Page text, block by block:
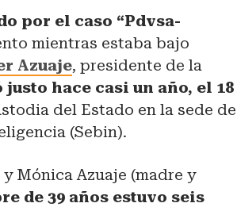
por el caso “Pdvsa-
mientras estaba bajo
Azuaje, presidente de la
hace casi un año, el 18
del Estado en la sede de
(Sebin).
Mónica Azuaje (madre y
de 39 años estuvo seis